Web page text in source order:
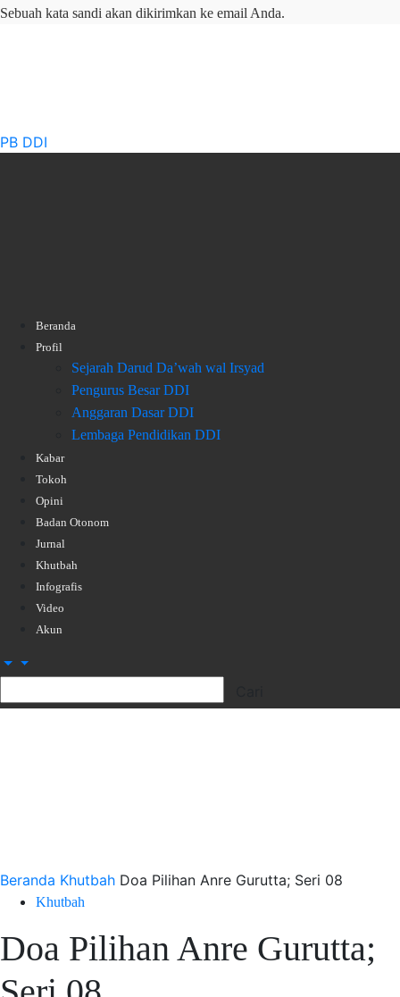
Sebuah kata sandi akan dikirimkan ke email Anda.
PB DDI
Beranda
Profil
Sejarah Darud Da’wah wal Irsyad
Pengurus Besar DDI
Anggaran Dasar DDI
Lembaga Pendidikan DDI
Kabar
Tokoh
Opini
Badan Otonom
Jurnal
Khutbah
Infografis
Video
Akun
Beranda Khutbah Doa Pilihan Anre Gurutta; Seri 08
Khutbah
Doa Pilihan Anre Gurutta;